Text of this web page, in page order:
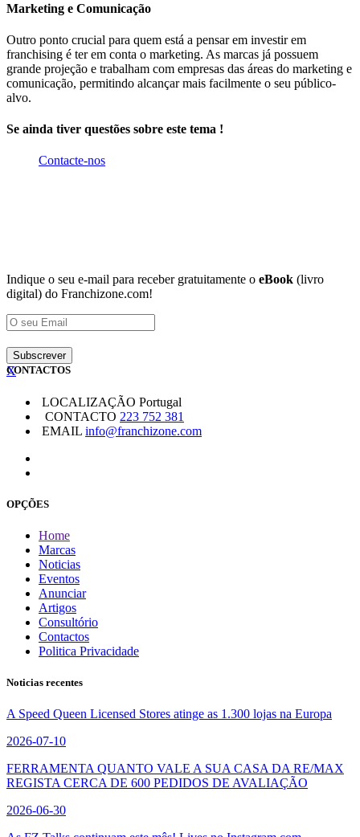
Marketing e Comunicação
Outro ponto crucial para quem está a pensar em investir em
franchising é ter em conta o marketing. As marcas já possuem
grande projeção e trabalham com empresas das áreas do marketing e
comunicação, permitindo alcançar mais facilmente o seu público-
alvo.
Se ainda tiver questões sobre este tema !
Contacte-nos
Indique o seu e-mail para receber gratuitamente o eBook (livro
digital) do Franchizone.com!
X
CONTACTOS
LOCALIZAÇÃO Portugal
CONTACTO 223 752 381
EMAIL info@franchizone.com
OPÇÕES
Home
Marcas
Noticias
Eventos
Anunciar
Artigos
Consultório
Contactos
Politica Privacidade
Noticias recentes
A Speed Queen Licensed Stores atinge as 1.300 lojas na Europa
2026-07-10
FERRAMENTA QUANTO VALE A SUA CASA DA RE/MAX
REGISTA CERCA DE 600 PEDIDOS DE AVALIAÇÃO
2026-06-30